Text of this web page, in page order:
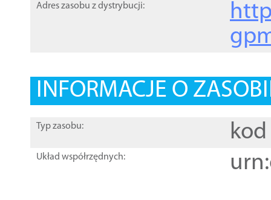
Adres zasobu z dystrybucji:
INFORMACJE O
Typ zasobu: kod
Układ współrzędnych: